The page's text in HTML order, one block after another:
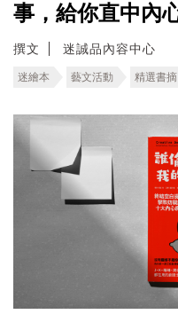
事，給你直中內
撰文 迷誠品內容中心
迷繪本 藝文活動 精選書摘